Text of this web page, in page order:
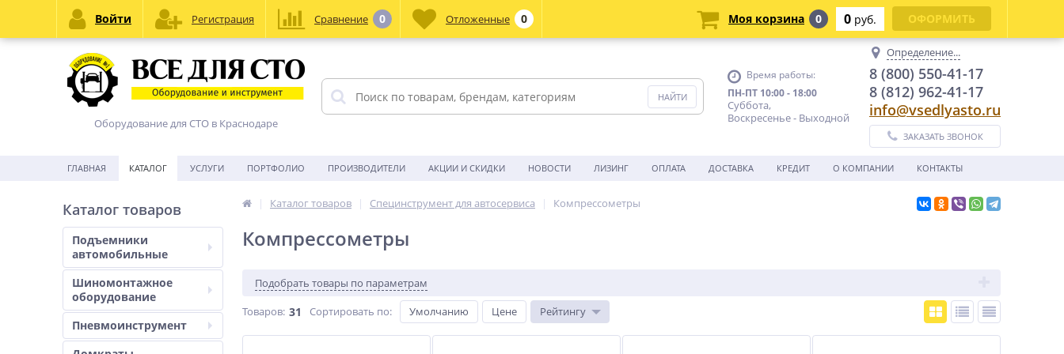
Оборудование для СТО в Краснодаре
Время работы:
ПН-ПТ 10:00 - 18:00
Суббота,
Воскресенье - Выходной
Определение...
8 (800) 550-41-17
8 (812) 962-41-17
info@vsedlyasto.ru
ЗАКАЗАТЬ ЗВОНОК
ГЛАВНАЯ КАТАЛОГ УСЛУГИ ПОРТФОЛИО ПРОИЗВОДИТЕЛИ АКЦИИ И СКИДКИ НОВОСТИ ЛИЗИНГ ОПЛАТА ДОСТАВКА КРЕДИТ О КОМПАНИИ КОНТАКТЫ
Каталог товаров
Подъемники
автомобильные
Шиномонтажное
оборудование
Пневмоинструмент
Каталог товаров Специнструмент для автосервиса Компрессометры
Компрессометры
Подобрать товары по параметрам
Товаров: 31 Сортировать по: Умолчанию Цене Рейтингу
Войти Регистрация Сравнение 0 Отложенные 0 Моя корзина 0 0 руб. ОФОРМИТЬ